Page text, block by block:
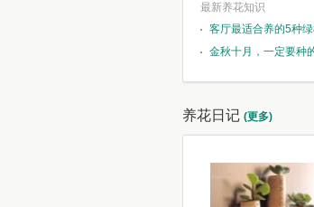
最新养花知识
客厅最适合养的5种
金秋十月，一定要种
养花日记 (更多)